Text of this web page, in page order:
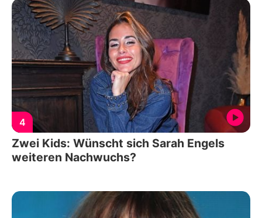
4
Zwei Kids: Wünscht sich Sarah Engels
weiteren Nachwuchs?